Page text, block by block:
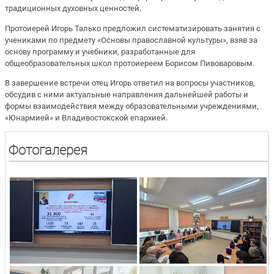
традиционных духовных ценностей.
Протоиерей Игорь Талько предложил систематизировать занятия с
учениками по предмету «Основы православной культуры», взяв за
основу программу и учебники, разработанные для
общеобразовательных школ протоиереем Борисом Пивоваровым.
В завершение встречи отец Игорь ответил на вопросы участников,
обсудив с ними актуальные направления дальнейшей работы и
формы взаимодействия между образовательными учреждениями,
«Юнармией» и Владивостокской епархией.
Фотогалерея